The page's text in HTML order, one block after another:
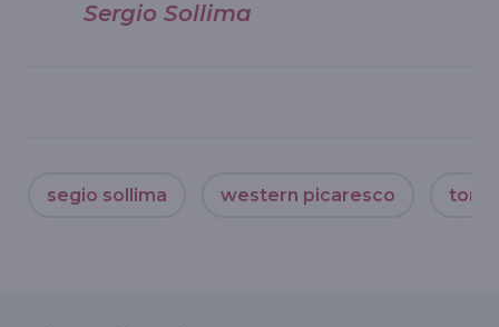
Sergio Sollima
segio sollima western picaresco